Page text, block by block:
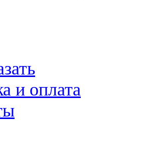
и оплата